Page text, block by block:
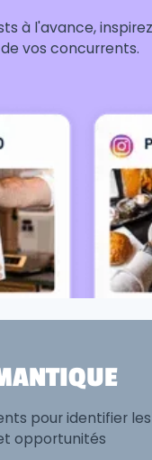
à l'avance,
vos concurrents.
pour identifier les
opportunités